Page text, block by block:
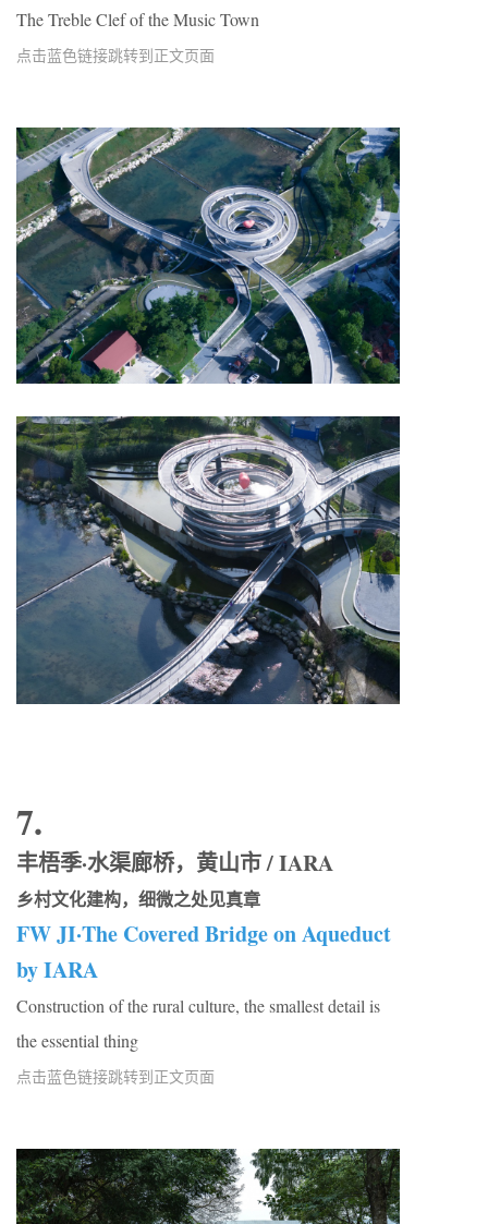
The Treble Clef of the Music Town
点击蓝色链接跳转到正文页面
7.
丰梧季·水渠廊桥，黄山市 / IARA
乡村文化建构，细微之处见真章
FW JI·The Covered Bridge on Aqueduct
by IARA
Construction of the rural culture, the smallest detail is
the essential thing
点击蓝色链接跳转到正文页面